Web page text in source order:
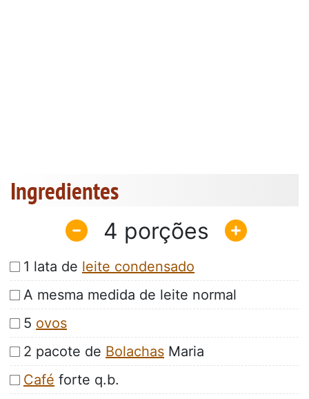
Ingredientes
4
1 lata de leite condensado
A mesma medida de leite normal
5 ovos
2 pacote de Bolachas Maria
Café forte q.b.